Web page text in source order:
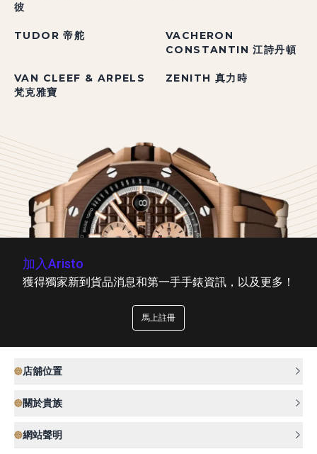
彼
TUDOR 帝舵
VACHERON
CONSTANTIN 江詩丹頓
VAN CLEEF & ARPELS
梵克雅寶
ZENITH 真力時
加入Aristo
獲得獨家新到貨品消息和第一手手錶資訊，以及更多！
馬上註冊
店舖位置
關於貴族
網站聲明